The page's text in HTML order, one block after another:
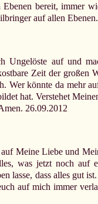
bereit, immer
auf allen
auf und
Zeit der
könnte da mehr
hat. Verstehet
26.09.2012
Meine Liebe und
was jetzt noch
lasse, dass alles gut
auf mich immer